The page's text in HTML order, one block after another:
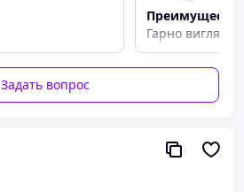
Преимущества
Гарно
Недостатки
Не працює
Задать вопрос